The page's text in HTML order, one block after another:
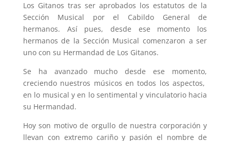
Los Gitanos tras ser aprobados los estatutos de la
Sección Musical por el Cabildo General de
hermanos. Así pues, desde ese momento los
hermanos de la Sección Musical comenzaron a ser
uno con su Hermandad de Los Gitanos.
Se ha avanzado mucho desde ese momento,
creciendo nuestros músicos en todos los aspectos,
en lo musical y en lo sentimental y vinculatorio hacia
su Hermandad.
Hoy son motivo de orgullo de nuestra corporación y
llevan con extremo cariño y pasión el nombre de